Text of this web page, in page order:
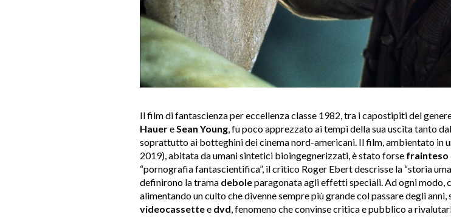
Il film di fantascienza per eccellenza classe 1982, tra i capostipiti del
Hauere Sean Young, fu poco apprezzato ai tempi della sua uscita tanto
soprattutto ai botteghini dei cinema nord-americani. Il film, ambientato in
2019), abitata da umani sintetici bioingegnerizzati, è stato forse frainteso
“pornografia fantascientifica”, il critico Roger Ebert descrisse la “storia
definirono la trama deboleparagonata agli effetti speciali. Ad ogni modo,
alimentando un culto che divenne sempre più grande col passare degli
videocassettee dvd , fenomeno che convinse critica e pubblico a